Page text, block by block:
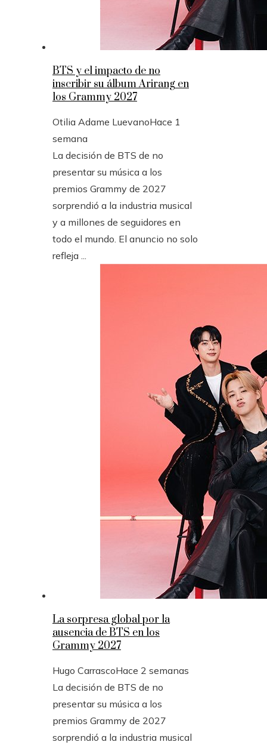
BTS y el impacto de no
inscribir su álbum Arirang en
los Grammy 2027
Otilia Adame LuevanoHace 1
semana
La decisión de BTS de no
presentar su música a los
premios Grammy de 2027
sorprendió a la industria musical
y a millones de seguidores en
todo el mundo. El anuncio no solo
refleja ...
La sorpresa global por la
ausencia de BTS en los
Grammy 2027
Hugo CarrascoHace 2 semanas
La decisión de BTS de no
presentar su música a los
premios Grammy de 2027
sorprendió a la industria musical